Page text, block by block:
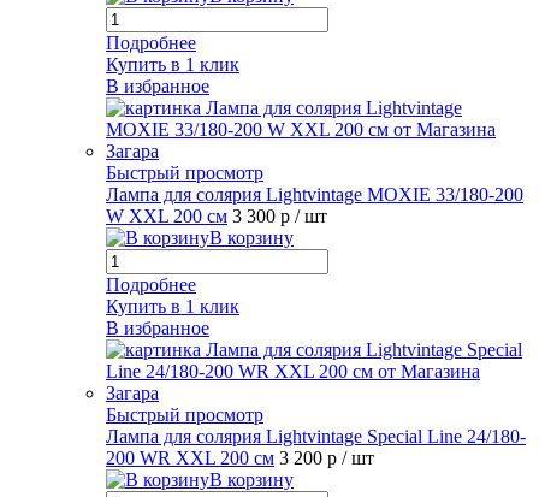
Подробнее
Купить в 1 клик
В избранное
Быстрый просмотр
Лампа для солярия Lightvintage MOXIE 33/180-200
W XXL 200 см 3 300 р / шт
В корзину
Подробнее
Купить в 1 клик
В избранное
Быстрый просмотр
Лампа для солярия Lightvintage Special Line 24/180-
200 WR XXL 200 см 3 200 р / шт
В корзину